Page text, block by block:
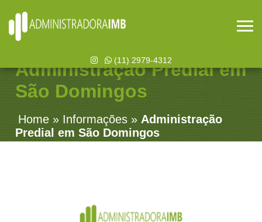
(11) 2979-4312
Administração Predial em
São Domingos
Home » Informações » Administração
Predial em São Domingos